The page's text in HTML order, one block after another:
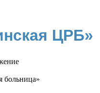
ЦРБ»
больница»